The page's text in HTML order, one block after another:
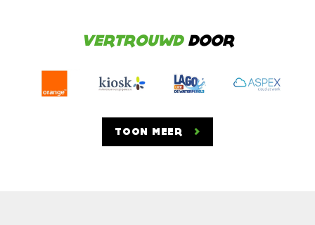
VERTROUWDDOOR
TOON MEER